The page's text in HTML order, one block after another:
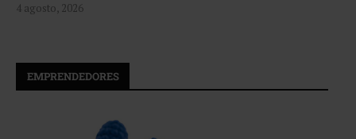
4 agosto, 2026
EMPRENDEDORES